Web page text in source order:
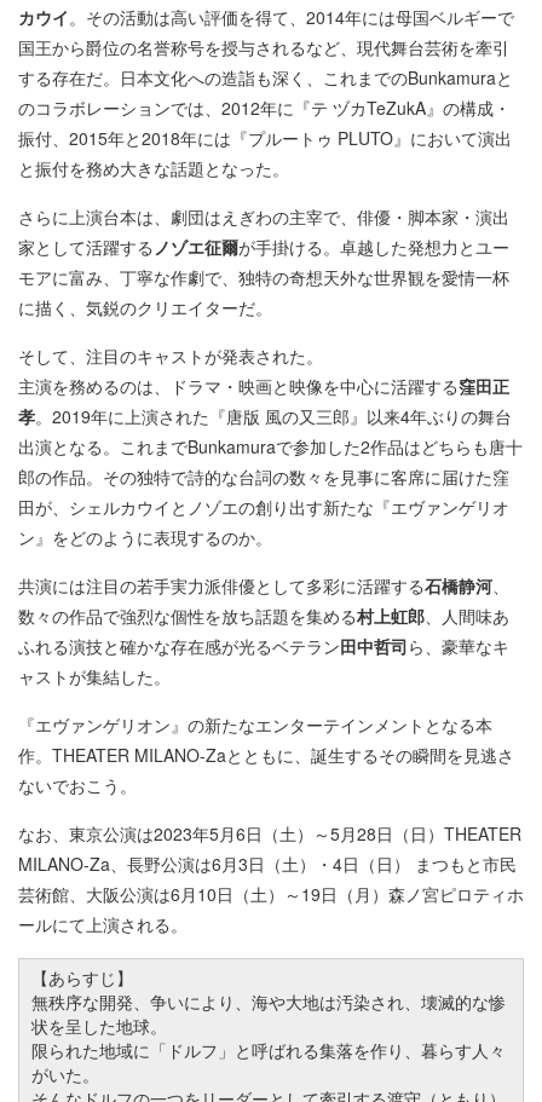
カウイ 。その活動は高い評価を得て、2014年には母国ベルギーで
国王から爵位の名誉称号を授与されるなど、現代舞台芸術を牽引
する存在だ。日本文化への造詣も深く、これまでのBunkamuraと
のコラボレーションでは、2012年に『テ ヅカTeZukA』の構成・
振付、2015年と2018年には『プルートゥ PLUTO』において演出
と振付を務め大きな話題となった。
さらに上演台本は、劇団はえぎわの主宰で、俳優・脚本家・演出
家として活躍する ノゾエ征爾が手掛ける。卓越した発想力とユー
モアに富み、丁寧な作劇で、独特の奇想天外な世界観を愛情一杯
に描く、気鋭のクリエイターだ。
そして、注目のキャストが発表された。
主演を務めるのは、ドラマ・映画と映像を中心に活躍する窪田正
孝。2019年に上演された『唐版 風の又三郎』以来4年ぶりの舞台
出演となる。これまでBunkamuraで参加した2作品はどちらも唐十
郎の作品。その独特で詩的な台詞の数々を見事に客席に届けた窪
田が、シェルカウイとノゾエの創り出す新たな『エヴァンゲリオ
ン』をどのように表現するのか。
共演には注目の若手実力派俳優として多彩に活躍する石橋静河
数々の作品で強烈な個性を放ち話題を集める村上虹郎 、人間味あ
ふれる演技と確かな存在感が光るベテラン田中哲司ら、豪華なキ
ャストが集結した。
『エヴァンゲリオン』の新たなエンターテインメントとなる本
作。THEATER MILANO-Zaとともに、誕生するその瞬間を見逃さ
ないでおこう。
なお、東京公演は2023年5月6日（土）～5月28日（日）THEATER
MILANO-Za、長野公演は6月3日（土）・4日（日） まつもと市民
芸術館、大阪公演は6月10日（土）～19日（月）森ノ宮ピロティホ
ールにて上演される。
【あらすじ】
無秩序な開発、争いにより、海や大地は汚染され、壊滅的な惨
状を呈した地球。
限られた地域に「ドルフ」と呼ばれる集落を作り、暮らす人々
がいた。